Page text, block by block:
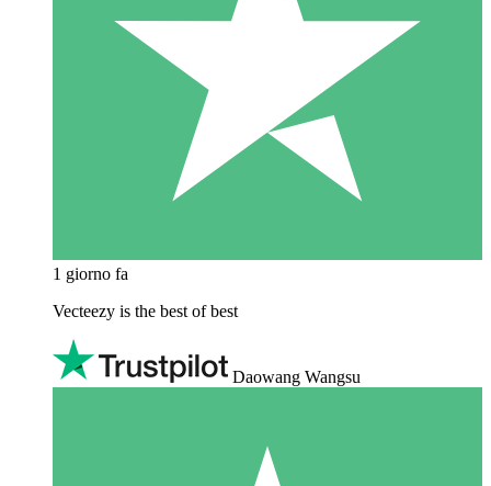
1 giorno fa
Vecteezy is the best of best
Daowang Wangsu